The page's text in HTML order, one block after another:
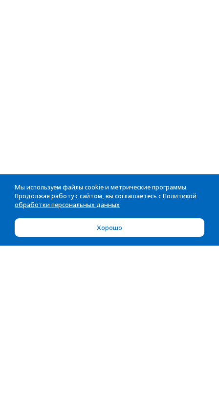
Мы используем файлы cookie и метрические программы.
Продолжая работу с сайтом, вы соглашаетесь с Политикой
обработки персональных данных
Хорошо